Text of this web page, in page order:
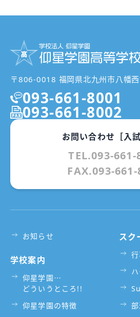
〒806-0018 福岡県北九州市八幡
093-661-8001
093-661-8002
お問い合わせ［入試
TEL.093-661-
FAX.093-661-
お知らせ
学校案内
仰星学園⋯
どういうところ!!
仰星学園の特徴
スク